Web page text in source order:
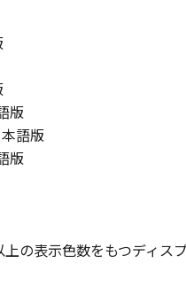
版
語版
版
の表示色数をもつディス